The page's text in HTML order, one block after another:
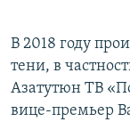
В 2018 году
тени, в
Азатутюн ТВ
вице-премьер